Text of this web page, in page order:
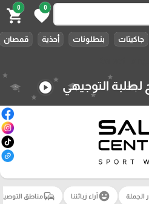
0
favorite
0
shopping_cart
جاكيتات بنطلونات أحذية قمصان
لطلبة التوجيهي play_circle
الجملة emoji_emotionsآراء زبائننا commuteمناطق